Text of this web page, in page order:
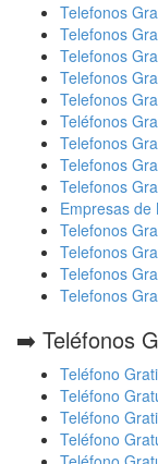
Telefonos
Telefonos
Telefonos
Telefonos
Telefonos
Teléfonos
Telefonos
Telefonos
Telefonos
Empresas
Telefonos
Telefonos
Telefonos
Telefonos
➡️ Teléfonos
Teléfono
Teléfono
Teléfono
Teléfono